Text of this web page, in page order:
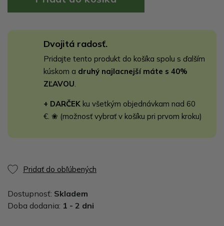
Dvojitá radosť.
Pridajte tento produkt do košíka spolu s ďalším
kúskom a druhý najlacnejší máte s 40%
ZĽAVOU
+ DARČEK ku všetkým objednávkam nad 60
€. ❀ (možnosť vybrať v košíku pri prvom kroku)
Pridať do obľúbených
Dostupnosť: Skladem
Doba dodania: 1 - 2 dni